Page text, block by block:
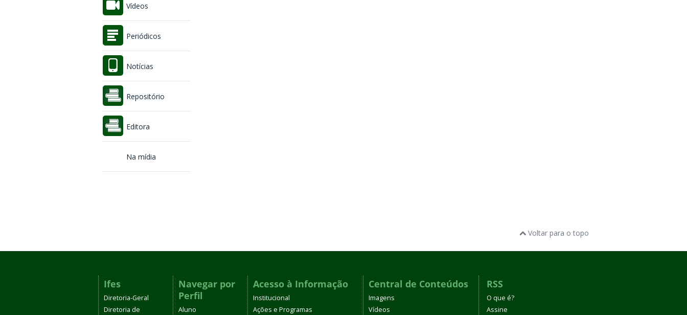
Vídeos
Periódicos
Notícias
Repositório
Editora
Na mídia
Voltar para o topo
Ifes
Diretoria-Geral
Diretoria de
Navegar por
Perfil
Aluno
Acesso à Informação
Institucional
Ações e Programas
Central de Conteúdos
Imagens
Vídeos
RSS
O que é?
Assine